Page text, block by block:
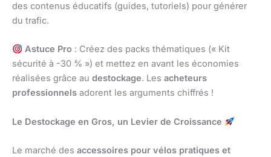
des contenus éducatifs (guides, tutoriels) pour générer
du trafic.
Astuce Pro: Créez des packs thématiques (« Kit
sécurité à -30 % ») et mettez en avant les économies
réalisées grâce au destockage. Les acheteurs
professionnels adorent les arguments chiffrés !
Le Destockage en Gros, un Levier de Croissance
Le marché des accessoires pour vélos pratiques et